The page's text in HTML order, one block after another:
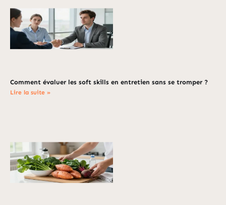
Comment évaluer les soft skills en entretien sans se tromper ?
Lire la suite »